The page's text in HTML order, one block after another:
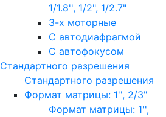
1/1.8'', 1/2", 1/2.7"
3-х моторные
С автодиафрагмой
С автофокусом
Стандартного разрешения
Стандартного разрешения
Формат матрицы: 1'', 2/3"
Формат матрицы: 1'',